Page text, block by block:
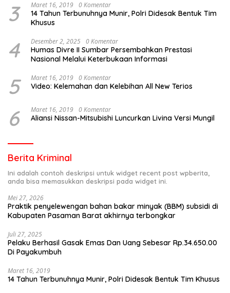
3 Maret 16, 2019 0 Komentar
14 Tahun Terbunuhnya Munir, Polri Didesak Bentuk Tim
Khusus
4 Desember 2, 2025 0 Komentar
Humas Divre II Sumbar Persembahkan Prestasi
Nasional Melalui Keterbukaan Informasi
5 Maret 16, 2019 0 Komentar
Video: Kelemahan dan Kelebihan All New Terios
6 Maret 16, 2019 0 Komentar
Aliansi Nissan-Mitsubishi Luncurkan Livina Versi Mungil
Berita Kriminal
Ini adalah contoh deskripsi untuk widget recent post wpberita,
anda bisa memasukkan deskripsi pada widget ini.
Mei 27, 2026
Praktik penyelewengan bahan bakar minyak (BBM) subsidi di
Kabupaten Pasaman Barat akhirnya terbongkar
Juli 27, 2025
Pelaku Berhasil Gasak Emas Dan Uang Sebesar Rp.34.650.00
Di Payakumbuh
Maret 16, 2019
14 Tahun Terbunuhnya Munir, Polri Didesak Bentuk Tim Khusus